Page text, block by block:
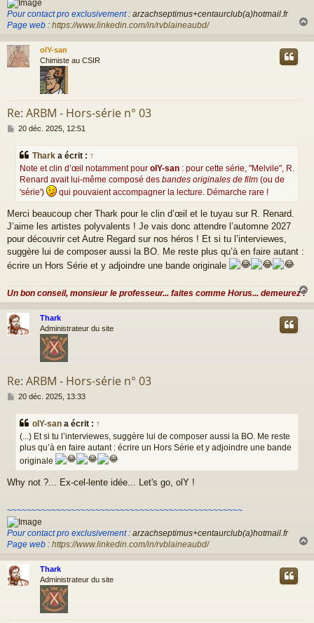
Pour contact pro exclusivement : arzachseptimus+centaurclub(a)hotmail.fr
Page web : https://www.linkedin.com/in/rvblaineaubd/
u
olY-san
Chimiste au CSIR
Re: ARBM - Hors-série n° 03
M
s
20 déc. 2025, 12:51
Thark a écrit : ↑
Note et clin d’œil notamment pour olY-san : pour cette série, "Melvile", R.
Renard avait lui-même composé des bandes originales de film (ou de
'série')
qui pouvaient accompagner la lecture. Démarche rare !
Merci beaucoup cher Thark pour le clin d’œil et le tuyau sur R. Renard.
J’aime les artistes polyvalents ! Je vais donc attendre l’automne 2027
pour découvrir cet Autre Regard sur nos héros ! Et si tu l’interviewes,
suggère lui de composer aussi la BO. Me reste plus qu’à en faire autant :
écrire un Hors Série et y adjoindre une bande originale
Un bon conseil, monsieur le professeur... faites comme Horus... demeurez !
a
Thark
Administrateur du site
Re: ARBM - Hors-série n° 03
M
s
20 déc. 2025, 13:33
olY-san a écrit : ↑
(...) Et si tu l’interviewes, suggère lui de composer aussi la BO. Me reste
plus qu’à en faire autant : écrire un Hors Série et y adjoindre une bande
originale
Why not ?... Ex-cel-lente idée... Let's go, olY !
~~~~~~~~~~~~~~~~~~~~~~~~~~~~~~~~~~~~~~~~~~~~~~~~
Pour contact pro exclusivement : arzachseptimus+centaurclub(a)hotmail.fr
Page web : https://www.linkedin.com/in/rvblaineaubd/
u
Thark
Administrateur du site